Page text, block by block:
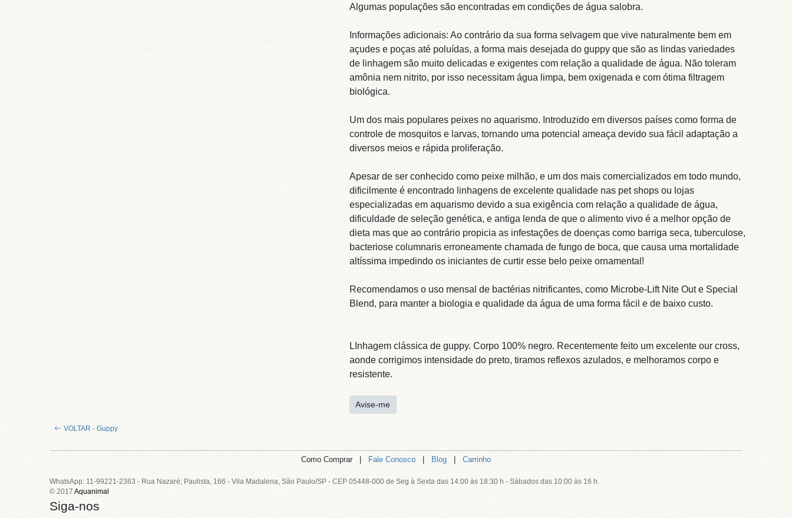
Algumas populações são encontradas em condições de água salobra.
Informações adicionais: Ao contrário da sua forma selvagem que vive naturalmente bem em
açudes e poças até poluídas, a forma mais desejada do guppy que são as lindas variedades
de linhagem são muito delicadas e exigentes com relação a qualidade de água. Não toleram
amônia nem nitrito, por isso necessitam água limpa, bem oxigenada e com ótima filtragem
biológica.
Um dos mais populares peixes no aquarismo. Introduzido em diversos países como forma de
controle de mosquitos e larvas, tornando uma potencial ameaça devido sua fácil adaptação a
diversos meios e rápida proliferação.
Apesar de ser conhecido como peixe milhão, e um dos mais comercializados em todo mundo,
dificilmente é encontrado linhagens de excelente qualidade nas pet shops ou lojas
especializadas em aquarismo devido a sua exigência com relação a qualidade de água,
dificuldade de seleção genética, e antiga lenda de que o alimento vivo é a melhor opção de
dieta mas que ao contrário propicia as infestações de doenças como barriga seca, tuberculose,
bacteriose columnaris erroneamente chamada de fungo de boca, que causa uma mortalidade
altíssima impedindo os iniciantes de curtir esse belo peixe ornamental!
Recomendamos o uso mensal de bactérias nitrificantes, como Microbe-Lift Nite Out e Special
Blend, para manter a biologia e qualidade da água de uma forma fácil e de baixo custo.
LInhagem clássica de guppy. Corpo 100% negro. Recentemente feito um excelente our cross,
aonde corrigimos intensidade do preto, tiramos reflexos azulados, e melhoramos corpo e
resistente.
Avise-me
VOLTAR - Guppy
Como Comprar | Fale Conosco Blog Carrinho
WhatsApp: 11-99221-2363 - Rua Nazaré; Paulista, 166 - Vila Madalena, São Paulo/SP - CEP 05448-000 de Seg à Sexta das 14:00 às 18:30 h - Sábados das 10:00 às 16 h.
© 2017 Aquanimal
Siga-nos